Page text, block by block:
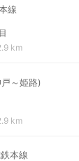
線
km
～姫路)
km
本線